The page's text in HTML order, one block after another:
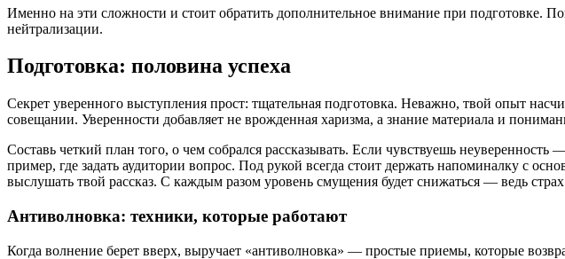
Именно на эти сложности и стоит обратить дополнительное внимание при подготовке.
нейтрализации.
Подготовка: половина успеха
Секрет уверенного выступления прост: тщательная подготовка. Неважно, твой опыт
совещании. Уверенности добавляет не врожденная харизма, а знание материала и
Составь четкий план того, о чем собрался рассказывать. Если чувствуешь
пример, где задать аудитории вопрос. Под рукой всегда стоит держать напоминалку с
выслушать твой рассказ. С каждым разом уровень смущения будет снижаться — ведь
Антиволновка: техники, которые работают
Когда волнение берет вверх, выручает «антиволновка» — простые приемы, которые